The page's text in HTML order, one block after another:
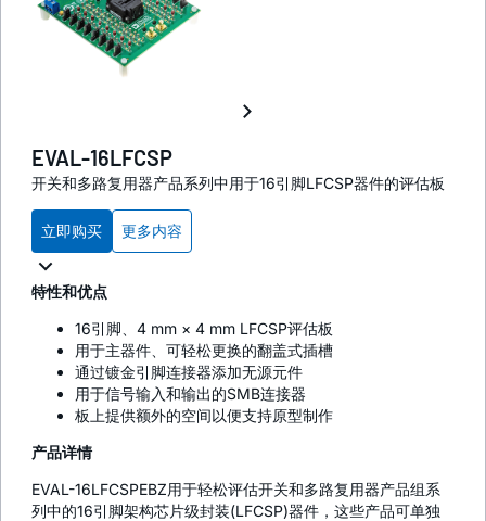
EVAL-16LFCSP
开关和多路复用器产品系列中用于16引脚LFCSP器件的评估板
立即购买 更多内容
特性和优点
16引脚、4 mm × 4 mm LFCSP评估板
用于主器件、可轻松更换的翻盖式插槽
通过镀金引脚连接器添加无源元件
用于信号输入和输出的SMB连接器
板上提供额外的空间以便支持原型制作
产品详情
EVAL-16LFCSPEBZ用于轻松评估开关和多路复用器产品组系
列中的16引脚架构芯片级封装(LFCSP)器件，这些产品可单独